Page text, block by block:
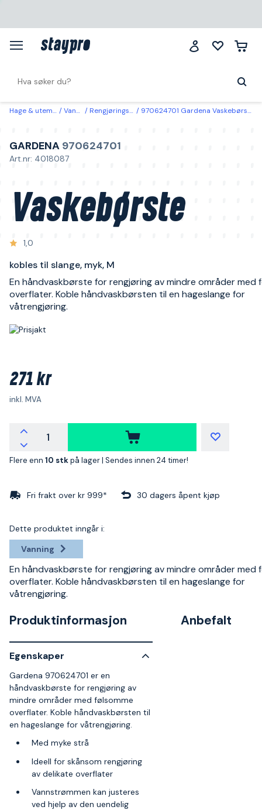
Hage & utemiljø Vanning Rengjøringsredskap 970624701 Gardena Vaskebørste kobles til slange, myk, M
GARDENA 970624701
Art.nr: 4018087
Vaskebørste
1,0
kobles til slange, myk, M
En håndvaskbørste for rengjøring av mindre områder med
overflater. Koble håndvaskbørsten til en hageslange for
våtrengjøring.
271 kr
inkl. MVA
Flere enn 10 stkpå lager | Sendes innen 24 timer!
Fri frakt over kr 999* 30 dagers åpent kjøp
Dette produktet inngår i:
Vanning
En håndvaskbørste for rengjøring av mindre områder med
overflater. Koble håndvaskbørsten til en hageslange for
våtrengjøring.
Produktinformasjon
Egenskaper
Gardena 970624701 er en
håndvaskbørste for rengjøring av
mindre områder med følsomme
overflater. Koble håndvaskbørsten til
en hageslange for våtrengjøring.
Med myke strå
Ideell for skånsom rengjøring
av delikate overflater
Vannstrømmen kan justeres
ved hjelp av den uendelig
Anbefalt